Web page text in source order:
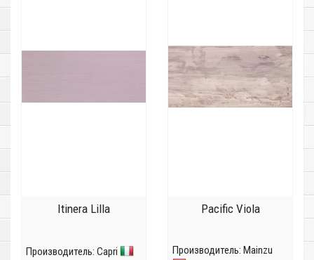
Itinera Lilla
Производитель: Capri
Pacific Viola
Производитель: Mainzu